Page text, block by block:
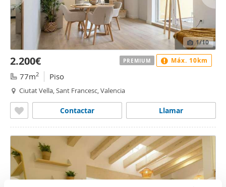
1/10
2.200€
77m2 Piso
Ciutat Vella, Sant Francesc, Valencia
Llamar
Contactar
PREMIUM Máx. 10km